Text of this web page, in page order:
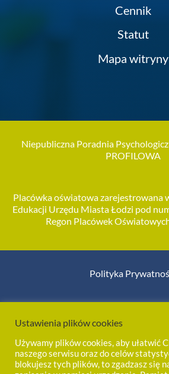
Cennik
Statut
Mapa witryny
Niepubliczna Poradnia
PROFILOWA
Placówka oświatowa zarejestrowana
Edukacji Urzędu Miasta Łodzi pod
Regon Placówek
Polityka

Ustawienia plików cookies
Używamy plików cookies, aby ułatwić
naszego serwisu oraz do celów
blokujesz tych plików, to zgadzasz się